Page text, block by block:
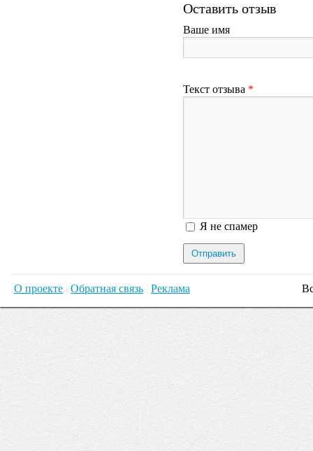
Оставить отзыв
Ваше имя
Текст отзыва *
Я спамер
Я не спамер
О проекте Обратная связь Реклама